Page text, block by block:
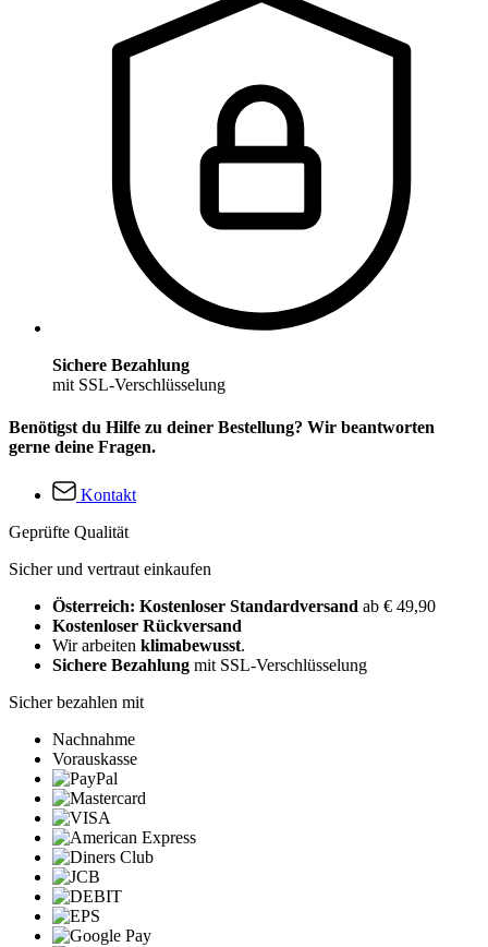
Sichere Bezahlung
mit SSL-Verschlüsselung
Benötigst du Hilfe zu deiner Bestellung? Wir beantworten
gerne deine Fragen.
Kontakt
Geprüfte Qualität
Sicher und vertraut einkaufen
Österreich: Kostenloser Standardversand ab € 49,90
Kostenloser Rückversand
Wir arbeiten klimabewusst.
Sichere Bezahlung mit SSL-Verschlüsselung
Sicher bezahlen mit
Nachnahme
Vorauskasse